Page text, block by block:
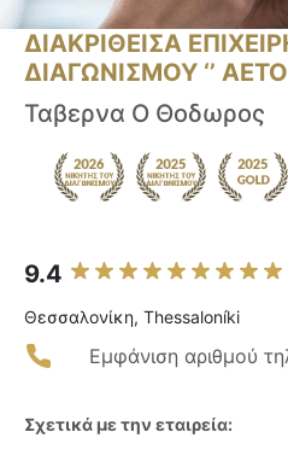
ΔΙΑΚΡΙΘΕΙΣΑ
ΔΙΑΓΩΝΙΣΜΟΥ ‘’ ΑΕΤΟΙ
Ταβερνα Ο Θοδωρος
9.4
Θεσσαλονίκη, Thessaloníki
Εμφάνιση αριθμού
Σχετικά με την εταιρεία: